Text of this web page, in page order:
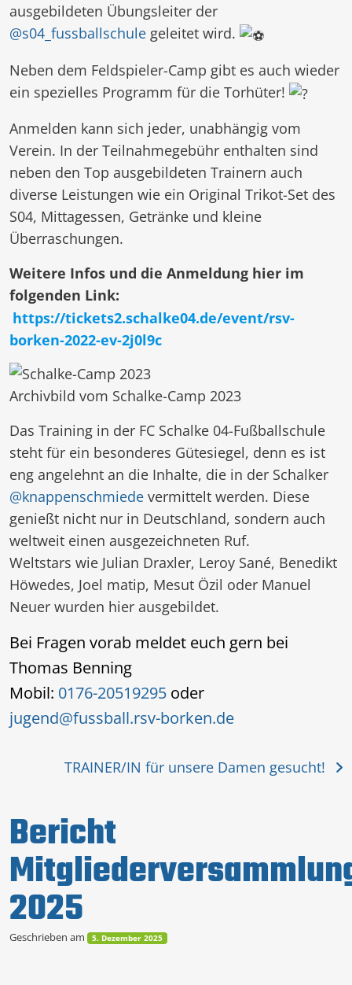
ausgebildeten Übungsleiter der
@s04_fussballschule geleitet wird.
Neben dem Feldspieler-Camp gibt es auch wieder
ein spezielles Programm für die Torhüter!
Anmelden kann sich jeder, unabhängig vom
Verein. In der Teilnahmegebühr enthalten sind
neben den Top ausgebildeten Trainern auch
diverse Leistungen wie ein Original Trikot-Set des
S04, Mittagessen, Getränke und kleine
Überraschungen.
Weitere Infos und die Anmeldung hier im
folgenden Link:
https://tickets2.schalke04.de/event/rsv-
borken-2022-ev-2j0l9c
Archivbild vom Schalke-Camp 2023
Das Training in der FC Schalke 04-Fußballschule
steht für ein besonderes Gütesiegel, denn es ist
eng angelehnt an die Inhalte, die in der Schalker
@knappenschmiede vermittelt werden. Diese
genießt nicht nur in Deutschland, sondern auch
weltweit einen ausgezeichneten Ruf.
Weltstars wie Julian Draxler, Leroy Sané, Benedikt
Höwedes, Joel matip, Mesut Özil oder Manuel
Neuer wurden hier ausgebildet.
Bei Fragen vorab meldet euch gern bei
Thomas Benning
Mobil: 0176-20519295 oder
jugend@fussball.rsv-borken.de
TRAINER/IN für unsere Damen gesucht!
Bericht
2025
Geschrieben am 5. Dezember 2025